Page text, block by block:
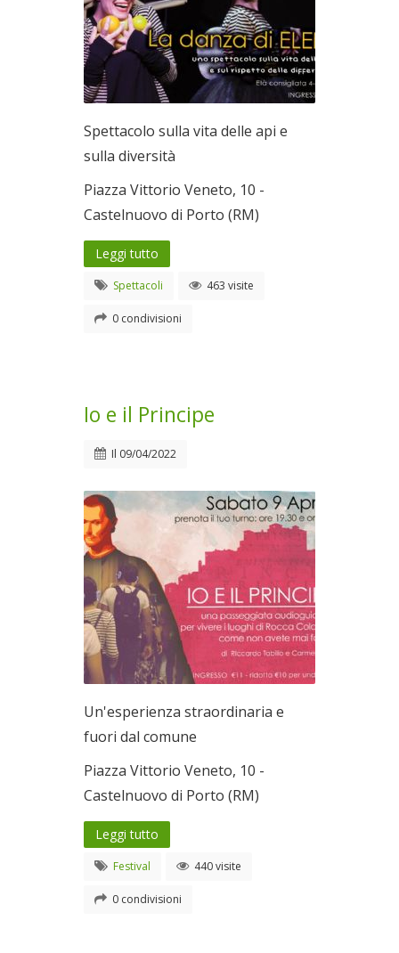
Spettacolo sulla vita delle api e
sulla diversità
Piazza Vittorio Veneto, 10 -
Castelnuovo di Porto (RM)
Leggi tutto
Spettacoli 463 visite
0 condivisioni
Io e il Principe
Il 09/04/2022
Un'esperienza straordinaria e
fuori dal comune
Piazza Vittorio Veneto, 10 -
Castelnuovo di Porto (RM)
Leggi tutto
Festival 440 visite
0 condivisioni